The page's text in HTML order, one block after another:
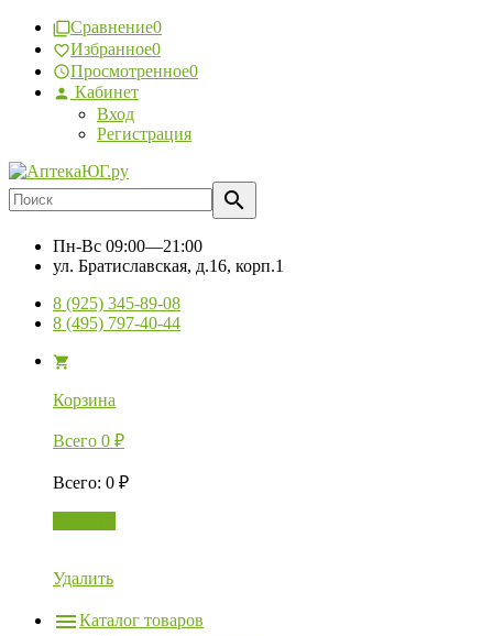
Сравнение0
Избранное0
Просмотренное0
Кабинет
Вход
Регистрация
Пн-Вс 09:00—21:00
ул. Братиславская, д.16, корп.1
8 (925) 345-89-08
8 (495) 797-40-44
Корзина
Всего 0 ₽
Всего: 0 ₽
Удалить
Каталог товаров